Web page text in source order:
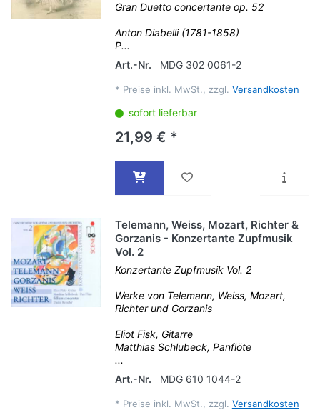
Gran Duetto concertante op. 52
Anton Diabelli (1781-1858)
P...
Art.-Nr.
MDG 302 0061-2
* Preise inkl. MwSt., zzgl. Versandkosten
sofort lieferbar
21,99 € *
Telemann, Weiss, Mozart, Richter &
Gorzanis - Konzertante Zupfmusik
Vol. 2
Konzertante Zupfmusik Vol. 2
Werke von Telemann, Weiss, Mozart,
Richter und Gorzanis
Eliot Fisk, Gitarre
Matthias Schlubeck, Panflöte
...
Art.-Nr.
MDG 610 1044-2
* Preise inkl. MwSt., zzgl. Versandkosten